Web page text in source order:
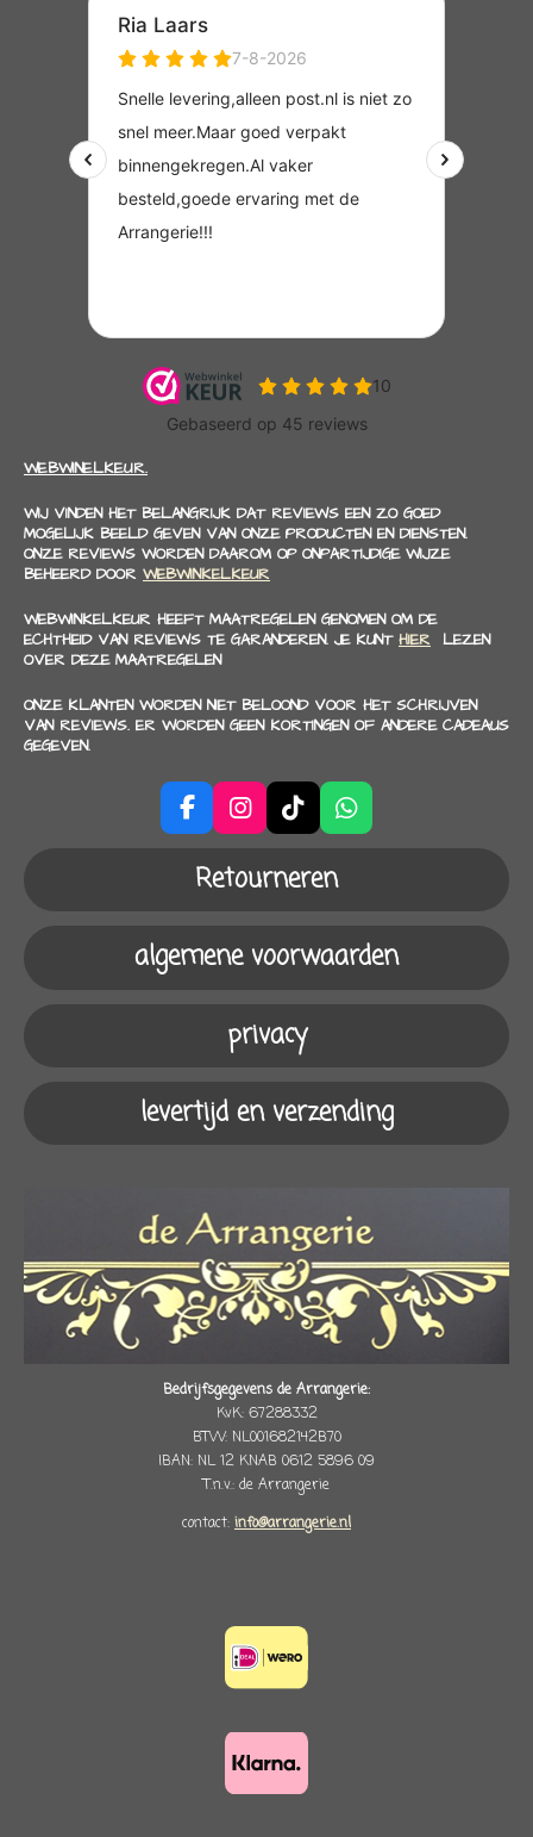
WEBWINELKEUR.
WIJ VINDEN HET BELANGRIJK DAT REVIEWS EEN ZO GOED
MOGELIJK BEELD GEVEN VAN ONZE PRODUCTEN EN DIENSTEN.
ONZE REVIEWS WORDEN DAAROM OP ONPARTIJDIGE WIJZE
BEHEERD DOOR WEBWINKELKEUR
WEBWINKELKEUR HEEFT MAATREGELEN GENOMEN OM DE
ECHTHEID VAN REVIEWS TE GARANDEREN. JE KUNT HIER LEZEN
OVER DEZE MAATREGELEN
ONZE KLANTEN WORDEN NIET BELOOND VOOR HET SCHRIJVEN
VAN REVIEWS. ER WORDEN GEEN KORTINGEN OF ANDERE CADEAUS
GEGEVEN.
F
a
b
o
k
I
n
s
t
a
r
a
m
T
i
k
T
o
W
h
s
p
p
Retourneren
algemene voorwaarden
privacy
levertijd en verzending
Bedrijfsgegevens de Arrangerie:
KvK: 67288332
BTW: NL001682142B70
IBAN: NL 12 KNAB 0612 5896 09
T.n.v.: de Arrangerie
contact: info@arrangerie.nl